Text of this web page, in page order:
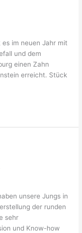
im neuen Jahr mit
und dem
einen Zahn
erreicht. Stück
unsere Jungs in
der runden
sehr
und Know-how